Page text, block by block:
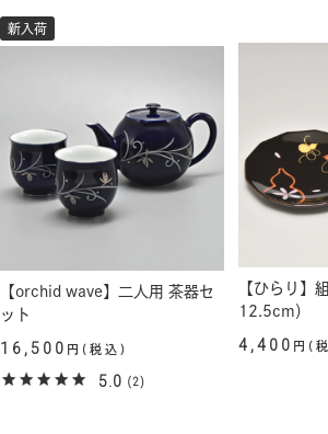
新入荷
【orchid wave】二人用 茶器セ
ット
16,500 円(税込)
5.0 (2)
【ひらり】
12.5cm）
4,400 円(